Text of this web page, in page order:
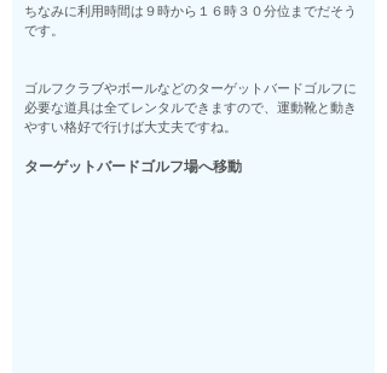
ちなみに利用時間は９時から１６時３０分位までだそう
です。
ゴルフクラブやボールなどのターゲットバードゴルフに
必要な道具は全てレンタルできますので、運動靴と動き
やすい格好で行けば大丈夫ですね。
ターゲットバードゴルフ場へ移動